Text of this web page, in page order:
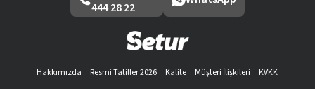
444 28 22
Hakkımızda Resmi Tatiller 2026 Kalite Müşteri İlişkileri
KVKK